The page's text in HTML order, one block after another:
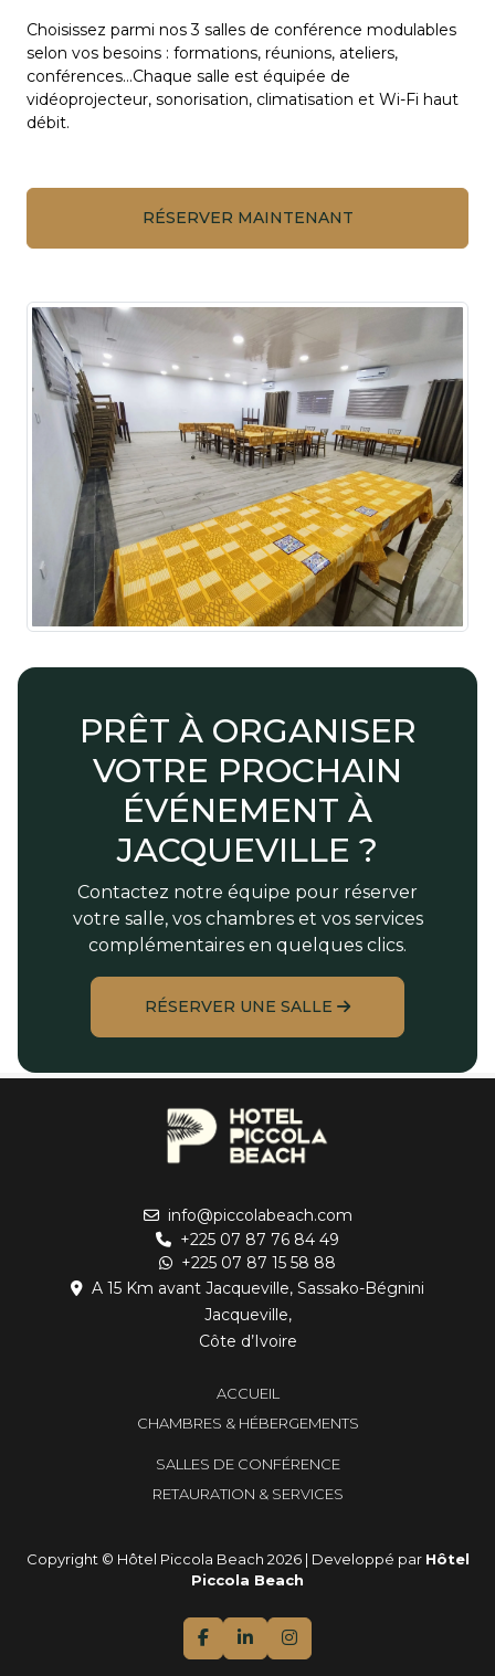
Choisissez parmi nos 3 salles de conférence modulables
selon vos besoins : formations, réunions, ateliers,
conférences…Chaque salle est équipée de
vidéoprojecteur, sonorisation, climatisation et Wi-Fi haut
débit.
RÉSERVER MAINTENANT
PRÊT À ORGANISER
VOTRE PROCHAIN
ÉVÉNEMENT À
JACQUEVILLE ?
Contactez notre équipe pour réserver
votre salle, vos chambres et vos services
complémentaires en quelques clics.
RÉSERVER UNE SALLE
info@piccolabeach.com
+225 07 87 76 84 49
+225 07 87 15 58 88
A 15 Km avant Jacqueville, Sassako-Bégnini
Jacqueville,
Côte d’Ivoire
ACCUEIL
CHAMBRES & HÉBERGEMENTS
SALLES DE CONFÉRENCE
RETAURATION & SERVICES
Copyright © Hôtel Piccola Beach 2026 | Developpé par Hôtel
Piccola Beach